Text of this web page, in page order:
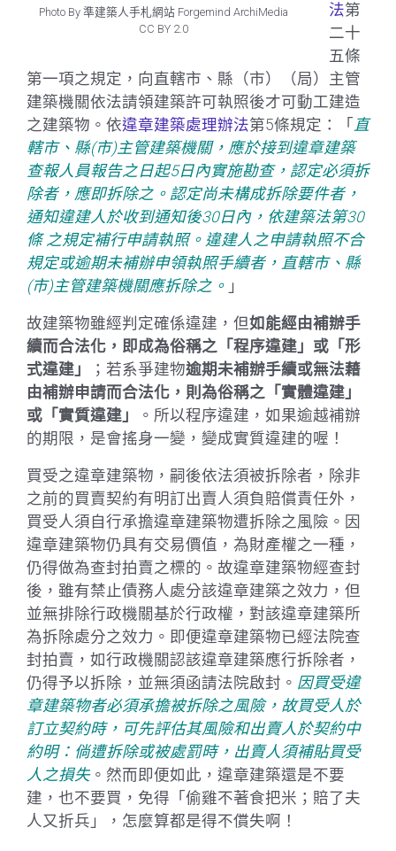
Photo By 準建築人手札網站 Forgemind ArchiMedia
CC BY 2.0
法第
二十
五條
第一項之規定，向直轄市、縣（市）（局）主管
建築機關依法請領建築許可執照後才可動工建造
之建築物。依違章建築處理辦法第5條規定：「 直
轄市、縣(市)主管建築機關，應於接到違章建築
查報人員報告之日起5日內實施勘查，認定必須拆
除者，應即拆除之。認定尚未構成拆除要件者，
通知違建人於收到通知後30日內，依建築法第30
條 之規定補行申請執照。違建人之申請執照不合
規定或逾期未補辦申領執照手續者，直轄市、縣
(市)主管建築機關應拆除之。 」
故建築物雖經判定確係違建，但如能經由補辦手
續而合法化，即成為俗稱之「程序違建」或「形
式違建」
；若系爭建物逾期未補辦手續或無法藉
由補辦申請而合法化，則為俗稱之「實體違建」
或「實質違建」
。所以程序違建，如果逾越補辦
的期限，是會搖身一變，變成實質違建的喔！
買受之違章建築物，嗣後依法須被拆除者，除非
之前的買賣契約有明訂出賣人須負賠償責任外，
買受人須自行承擔違章建築物遭拆除之風險。因
違章建築物仍具有交易價值，為財產權之一種，
仍得做為查封拍賣之標的。故違章建築物經查封
後，雖有禁止債務人處分該違章建築之效力，但
並無排除行政機關基於行政權，對該違章建築所
為拆除處分之效力。即便違章建築物已經法院查
封拍賣，如行政機關認該違章建築應行拆除者，
仍得予以拆除，並無須函請法院啟封。 因買受違
章建築物者必須承擔被拆除之風險，故買受人於
訂立契約時，可先評估其風險和出賣人於契約中
約明：倘遭拆除或被處罰時，出賣人須補貼買受
人之損失。然而即便如此，違章建築還是不要
建，也不要買，免得「偷雞不著食把米；賠了夫
人又折兵」，怎麼算都是得不償失啊！